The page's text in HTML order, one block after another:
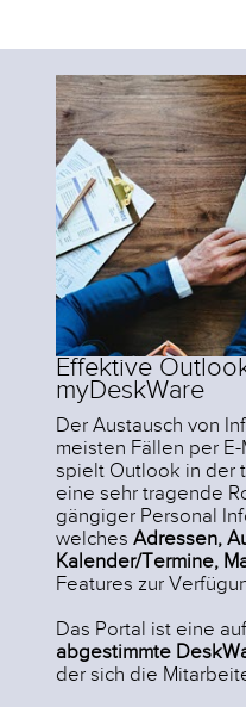
Effektive
myDeskWare
Der Austausch von
meisten Fällen per
spielt Outlook in der
eine sehr tragende
gängiger Personal
welches Adressen,
Kalender/Termine,
Features zur
Das Portal ist eine
abgestimmte
der sich die